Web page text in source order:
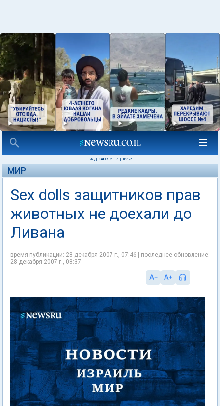
28 ДЕКАБРЯ 2007 09:25
МИР
Sex dolls защитников прав
животных не доехали до
Ливана
время публикации: 28 декабря 2007 г., 07:46 | последнее обновление:
28 декабря 2007 г., 08:37